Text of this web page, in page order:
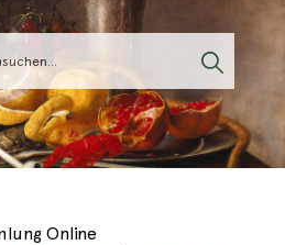
Online